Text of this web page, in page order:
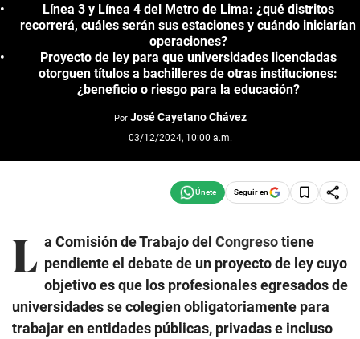
Línea 3 y Línea 4 del Metro de Lima: ¿qué distritos
recorrerá, cuáles serán sus estaciones y cuándo iniciarían
operaciones?
Proyecto de ley para que universidades licenciadas
otorguen títulos a bachilleres de otras instituciones:
¿beneficio o riesgo para la educación?
Por José Cayetano Chávez
03/12/2024, 10:00 a.m.
Seguir en
L a Comisión de Trabajo del Congresotiene
pendiente el debate de un proyecto de ley cuyo
objetivo es que los profesionales egresados de
universidades se colegien obligatoriamente para
trabajar en entidades públicas, privadas e incluso